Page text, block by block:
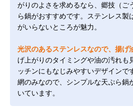
がりのよさを求めるなら、郷技（ご
ら鍋がおすすめです。ステンレス製
がいらないところが魅力。
光沢のあるステンレスなので、揚げ
げ上がりのタイミングや油の汚れも
ッチンにもなじみやすいデザインで
網のみなので、シンプルな天ぷら鍋
いています。